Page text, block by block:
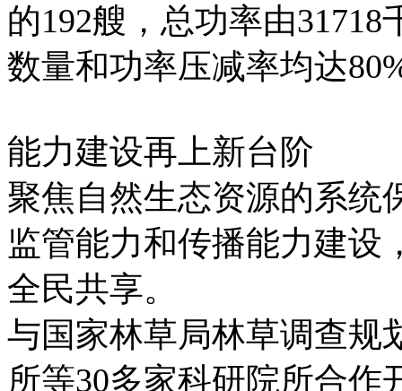
的192艘，总功率由
数量和功率压减率均达
能力建设再上新台阶
聚焦自然生态资源的系统
监管能力和传播能力建设
全民共享。
与国家林草局林草调查规
所等30多家科研院所合